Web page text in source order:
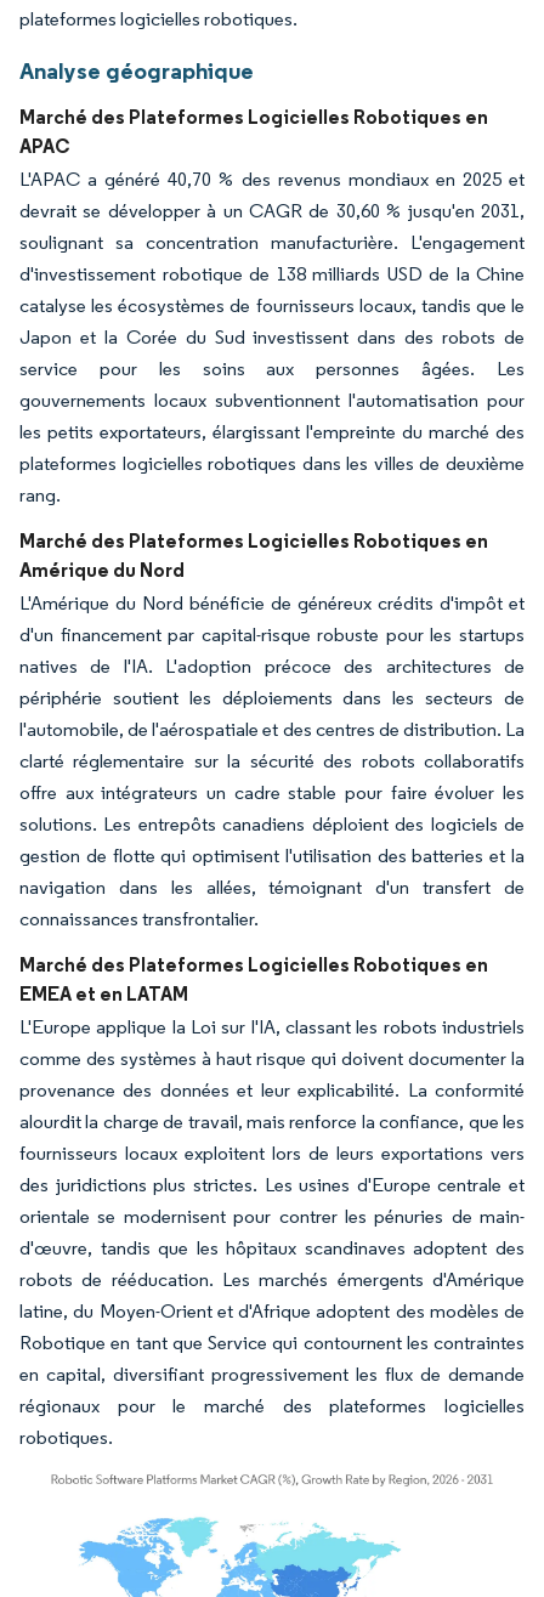
plateformes logicielles robotiques.
Analyse géographique
Marché des Plateformes Logicielles Robotiques en
APAC
L'APAC a généré 40,70 % des revenus mondiaux en 2025 et
devrait se développer à un CAGR de 30,60 % jusqu'en 2031,
soulignant sa concentration manufacturière. L'engagement
d'investissement robotique de 138 milliards USD de la Chine
catalyse les écosystèmes de fournisseurs locaux, tandis que le
Japon et la Corée du Sud investissent dans des robots de
service pour les soins aux personnes âgées. Les
gouvernements locaux subventionnent l'automatisation pour
les petits exportateurs, élargissant l'empreinte du marché des
plateformes logicielles robotiques dans les villes de deuxième
rang.
Marché des Plateformes Logicielles Robotiques en
Amérique du Nord
L'Amérique du Nord bénéficie de généreux crédits d'impôt et
d'un financement par capital-risque robuste pour les startups
natives de l'IA. L'adoption précoce des architectures de
périphérie soutient les déploiements dans les secteurs de
l'automobile, de l'aérospatiale et des centres de distribution. La
clarté réglementaire sur la sécurité des robots collaboratifs
offre aux intégrateurs un cadre stable pour faire évoluer les
solutions. Les entrepôts canadiens déploient des logiciels de
gestion de flotte qui optimisent l'utilisation des batteries et la
navigation dans les allées, témoignant d'un transfert de
connaissances transfrontalier.
Marché des Plateformes Logicielles Robotiques en
EMEA et en LATAM
L'Europe applique la Loi sur l'IA, classant les robots industriels
comme des systèmes à haut risque qui doivent documenter la
provenance des données et leur explicabilité. La conformité
alourdit la charge de travail, mais renforce la confiance, que les
fournisseurs locaux exploitent lors de leurs exportations vers
des juridictions plus strictes. Les usines d'Europe centrale et
orientale se modernisent pour contrer les pénuries de main-
d'œuvre, tandis que les hôpitaux scandinaves adoptent des
robots de rééducation. Les marchés émergents d'Amérique
latine, du Moyen-Orient et d'Afrique adoptent des modèles de
Robotique en tant que Service qui contournent les contraintes
en capital, diversifiant progressivement les flux de demande
régionaux pour le marché des plateformes logicielles
robotiques.